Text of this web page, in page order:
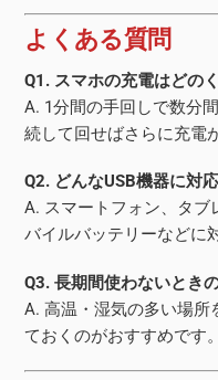
よくある質問
Q1. スマホの充電はどの
A. 1分間の手回しで数分
続して回せばさらに充電
Q2. どんなUSB機器に対
A. スマートフォン、タブ
バイルバッテリーなどに
Q3. 長期間使わないとき
A. 高温・湿気の多い場所
ておくのがおすすめです。